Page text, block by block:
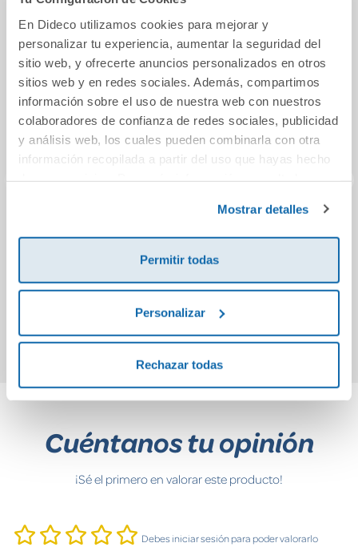
En Dideco utilizamos cookies para mejorar y
personalizar tu experiencia, aumentar la seguridad del
sitio web, y ofrecerte anuncios personalizados en otros
sitios web y en redes sociales. Además, compartimos
información sobre el uso de nuestra web con nuestros
colaboradores de confianza de redes sociales, publicidad
y análisis web, los cuales pueden combinarla con otra
información recopilada a partir del uso que hayas hecho
Mostrar detalles
Permitir todas
Personalizar
Rechazar todas
11,95€
audiencia de
Arizona (Las
novelas de
Maigret)
12,95€
Comprar
Cuéntanos tu opinión
¡Sé el primero en valorar este producto!
Debes iniciar sesión para poder valorarlo